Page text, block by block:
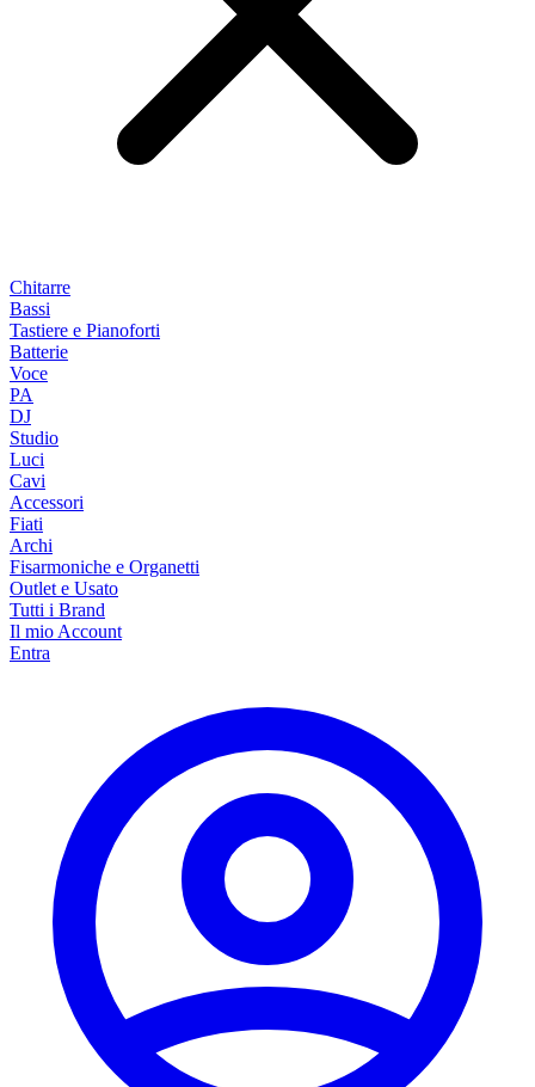
Chitarre
Bassi
Tastiere e Pianoforti
Batterie
Voce
PA
DJ
Studio
Luci
Cavi
Accessori
Fiati
Archi
Fisarmoniche e Organetti
Outlet e Usato
Tutti i Brand
Il mio Account
Entra